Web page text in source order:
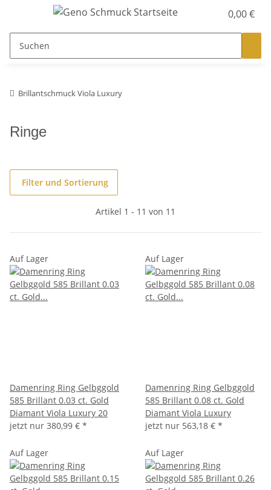
0,00 €
Brillantschmuck Viola Luxury
Ringe
Filter und Sortierung
Artikel 1 - 11 von 11
Auf Lager
Damenring Ring Gelbggold
585 Brillant 0.03 ct. Gold
Diamant Viola Luxury 20
jetzt nur 380,99 € *
Auf Lager
Damenring Ring Gelbggold
585 Brillant 0.08 ct. Gold
Diamant Viola Luxury
jetzt nur 563,18 € *
Auf Lager Auf Lager